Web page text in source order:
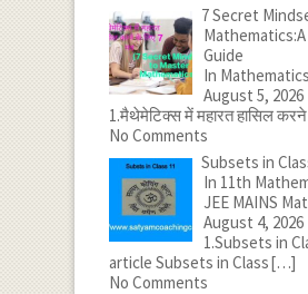
7 Secret
Guide
In
August 5, 2026
1.मैथेमेटिक्स में महारत हासिल
No Comments
Subsets in
In 11th
JEE MAINS
August 4, 2026
1.Subsets in
article Subsets in Class[…]
No Comments